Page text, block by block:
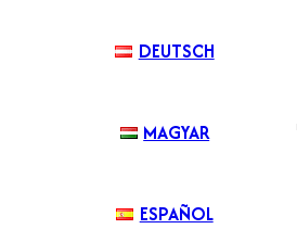
DEUTSCH
MAGYAR
ESPAÑOL